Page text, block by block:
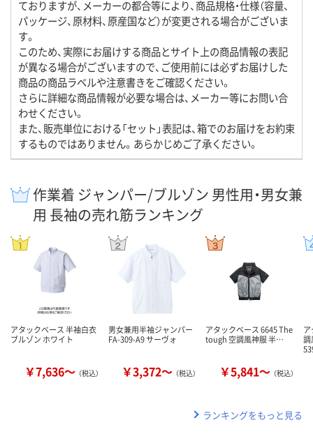
ておりますが、メーカーの都合等により、商品規格・仕様（容量、
パッケージ、原材料、原産国など）が変更される場合がございま
す。
このため、実際にお届けする商品とサイト上の商品情報の表記
が異なる場合がございますので、ご使用前には必ずお届けした
商品の商品ラベルや注意書きをご確認ください。
さらに詳細な商品情報が必要な場合は、メーカー等にお問い合
わせください。
また、販売単位における「セット」表記は、箱でのお届けをお約束
するものではありません。あらかじめご了承ください。
作業着 ジャンパー/ブルゾン 男性用・男女兼
用 長袖の売れ筋ランキング
アタックベース 半袖白衣
ブルゾン ホワイト
￥7,636～ （税込）
男女兼用半袖ジャンパー
FA-309-A9 サーヴォ
￥3,372～ （税込）
アタックベース 6645 The
tough 空調風神服 半…
￥5,841～ （税込）
調
ランキングをもっと見る